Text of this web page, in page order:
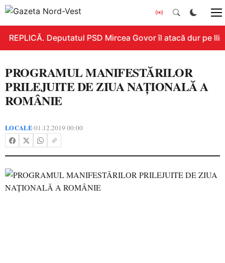
REPLICĂ. Deputatul PSD Mircea Govor îl atacă dur pe
PROGRAMUL MANIFESTĂRILOR
PRILEJUITE DE ZIUA NAŢIONALĂ A
ROMÂNIE
LOCALE•01.12.2019 00:00